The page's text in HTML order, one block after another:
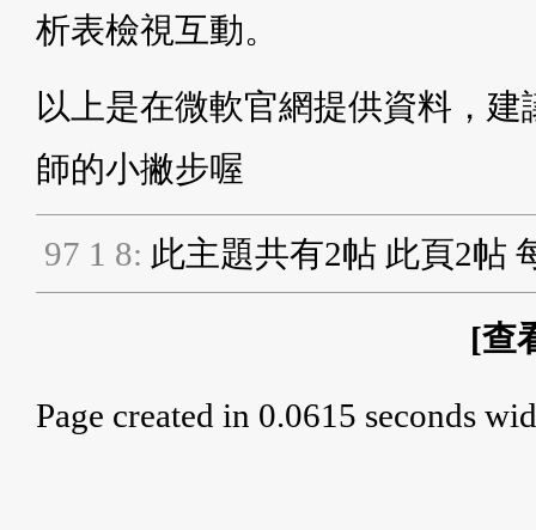
析表檢視互動。
以上是在微軟官網提供資料，
師的小撇步喔
97 1 8: 此主題共有2帖 此頁2帖
[查
Page created in 0.0615 seconds